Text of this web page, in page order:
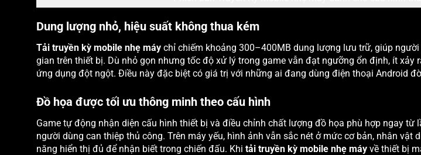
Dung lượng nhỏ, hiệu suất không thua kém
Tải truyền kỳ mobile nhẹ máy chỉ chiếm khoảng 300–400MB dung lượng lưu trữ, giúp
gian trên thiết bị. Dù nhỏ gọn nhưng tốc độ xử lý trong game vẫn đạt ngưỡng ổn định, ít xảy
ứng dụng đột ngột. Điều này đặc biệt có giá trị với những ai đang dùng điện thoại Android
Đồ họa được tối ưu thông minh theo cấu hình
Game tự động nhận diện cấu hình thiết bị và điều chỉnh chất lượng đồ họa phù hợp ngay từ
người dùng can thiệp thủ công. Trên máy yếu, hình ảnh vẫn sắc nét ở mức cơ bản, nhân vật
năng hiển thị đủ để nhận biết trong chiến đấu. Khi tải truyền kỳ mobile nhẹ máy về thiết bị